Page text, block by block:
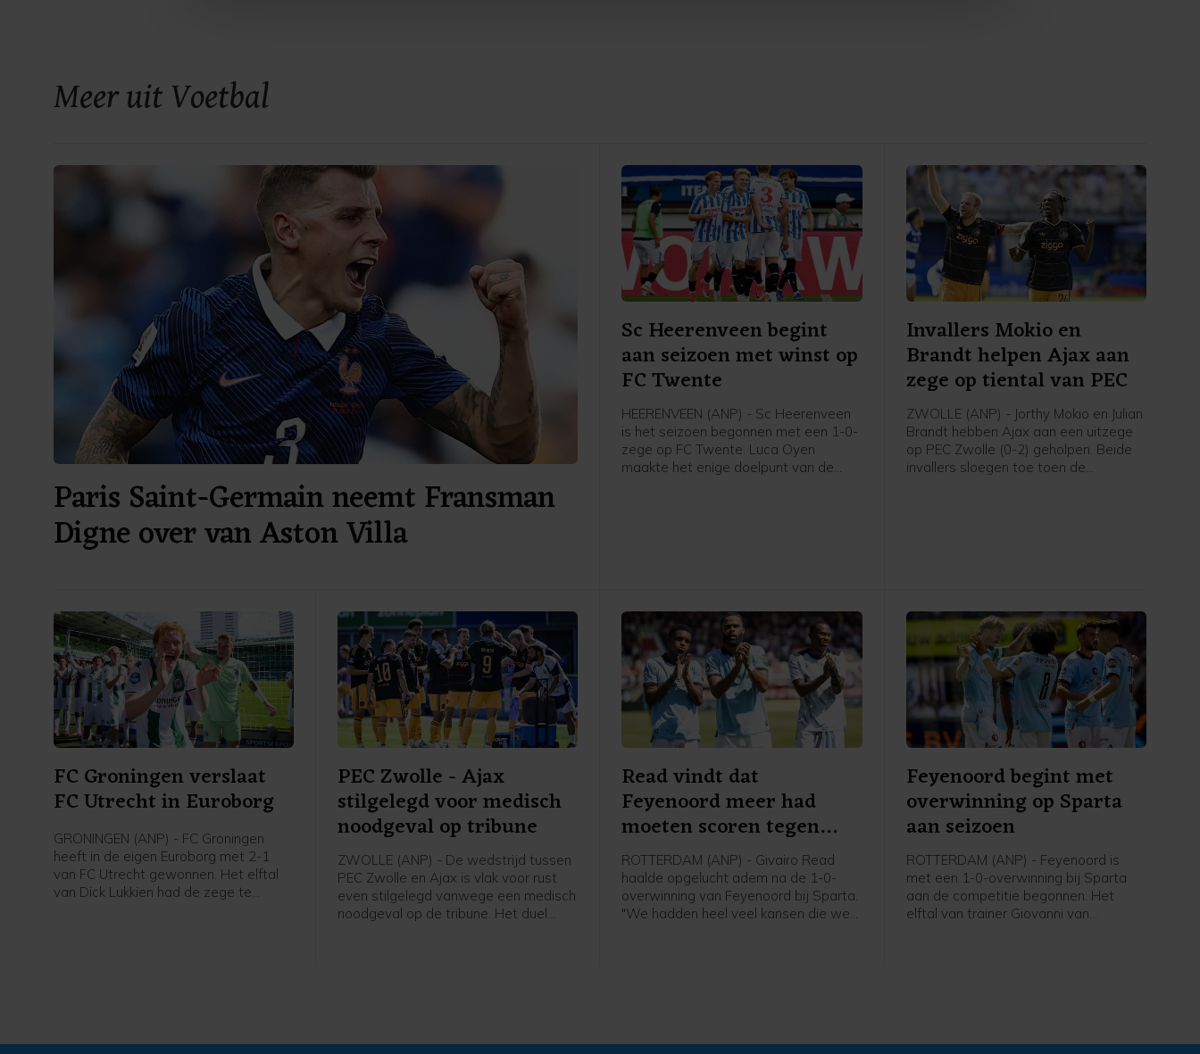
Meer uit Voetbal
Paris Saint-Germain neemt Fransman
Digne over van Aston Villa
Sc Heerenveen begint
aan seizoen met winst op
FC Twente
HEERENVEEN (ANP) - Sc Heerenveen
is het seizoen begonnen met een 1-0-
zege op FC Twente. Luca Oyen
maakte het enige doelpunt van de
Invallers Mokio en
Brandt helpen Ajax aan
zege op tiental van PEC
ZWOLLE (ANP) - Jorthy Mokio en Julian
Brandt hebben Ajax aan een uitzege
op PEC Zwolle (0-2) geholpen. Beide
invallers sloegen toe toen de
FC Groningen verslaat
FC Utrecht in Euroborg
GRONINGEN (ANP) - FC Groningen
heeft in de eigen Euroborg met 2-1
van FC Utrecht gewonnen. Het elftal
van Dick Lukkien had de zege te
PEC Zwolle - Ajax
stilgelegd voor medisch
noodgeval op tribune
ZWOLLE (ANP) - De wedstrijd tussen
PEC Zwolle en Ajax is vlak voor rust
even stilgelegd vanwege een medisch
noodgeval op de tribune. Het duel
Read vindt dat
Feyenoord meer had
moeten scoren tegen
Sparta
ROTTERDAM (ANP) - Givairo Read
haalde opgelucht adem na de 1-0-
overwinning van Feyenoord bij Sparta.
"We hadden heel veel kansen die we
Feyenoord begint met
overwinning op Sparta
aan seizoen
ROTTERDAM (ANP) - Feyenoord is
met een 1-0-overwinning bij Sparta
aan de competitie begonnen. Het
elftal van trainer Giovanni van